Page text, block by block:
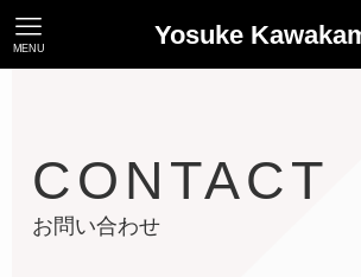
Yosuke
MENU
CONTACT
お問い合わせ